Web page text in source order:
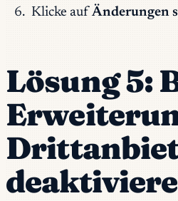
Klicke auf Änderungen
Lösung 5: